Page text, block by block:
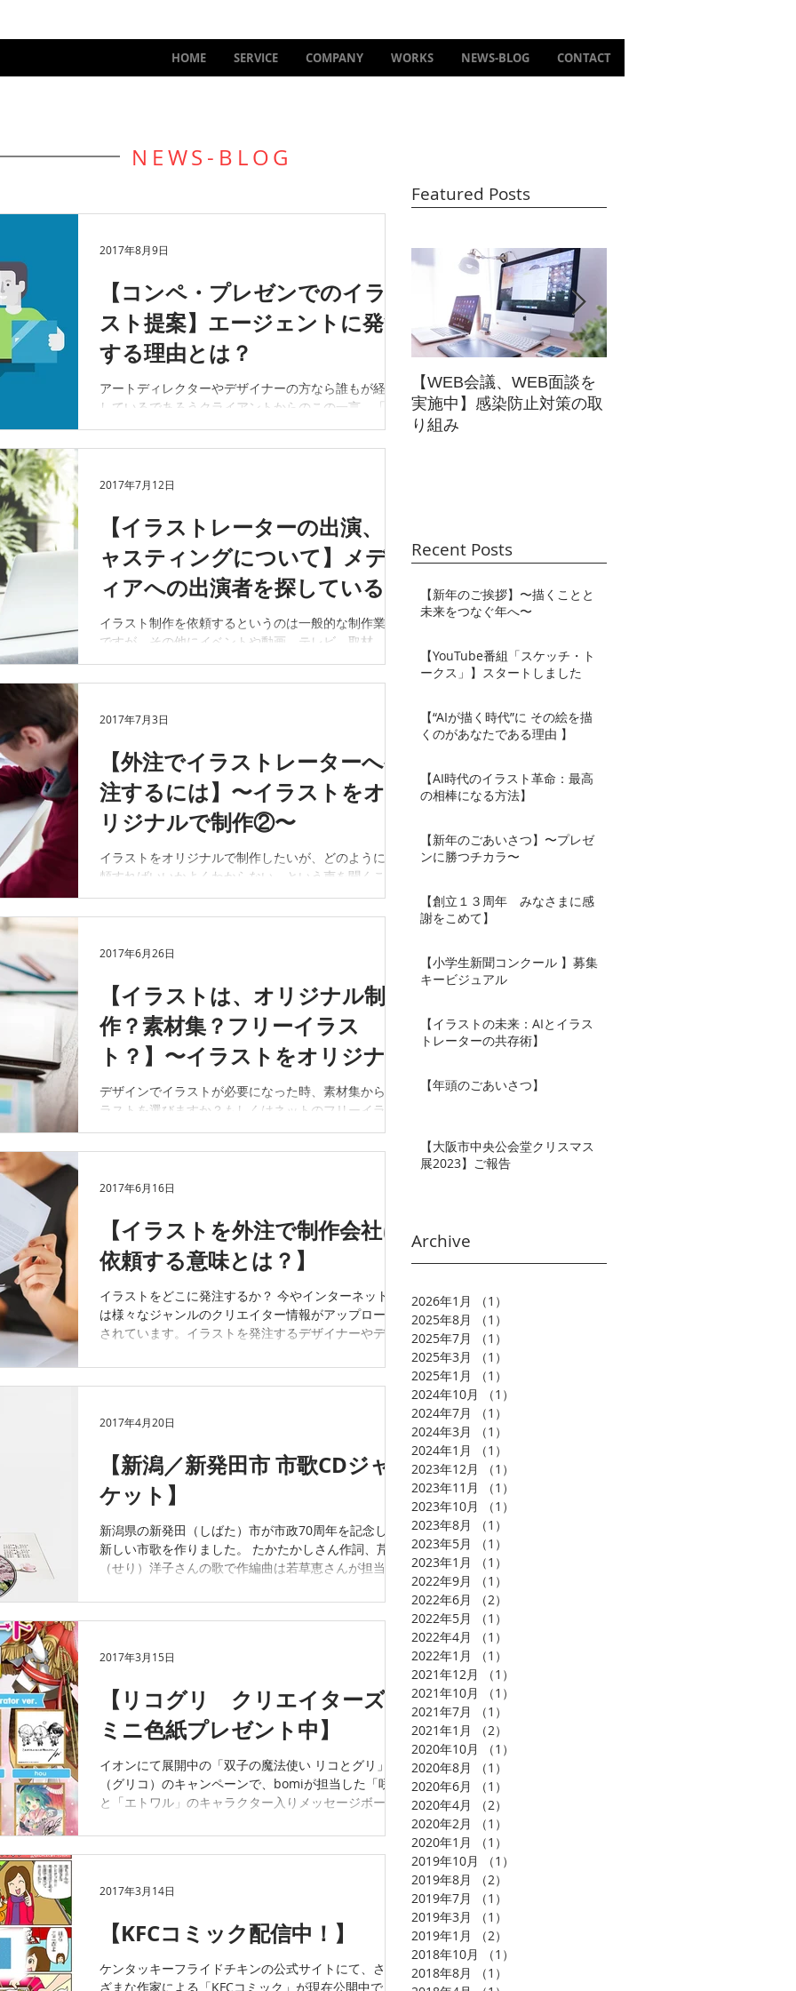
HOME SERVICE COMPANY WORKS NEWS-BLOG CONTACT
NEWS-BLOG
Featured Posts
【コンペ・プレゼンでのイラ
スト提案】エージェントに発注
する理由とは？
アートディレクターやデザイナーの方なら誰もが経験
しているであろうクライアントからのこの一言。「休
み明けに提案してくれる？」とか、「◯◯日までに何
案か出してね。」という急な依頼。 そこで期日までに
2017年8月9日
【イラストレーターの出演、キ
ャスティングについて】メデ
ィアへの出演者を探している方
へ
イラスト制作を依頼するというのは一般的な制作業務
ですが、その他にイベントや動画、テレビ、取材、ラ
鑑みて出演のキャスティングをして...
2017年7月12日
【外注でイラストレーターへ発
注するには】〜イラストをオ
リジナルで制作②〜
イラストをオリジナルで制作したいが、どのように依
頼すればいいかよくわからない、という声を聞くこと
があります。制作時のトラブルを回避するためにも押
さえておきたい大きなポイントを２つご紹介します。
体的にイメージを持っているのが望...
2017年7月3日
【イラストは、オリジナル制
作？素材集？フリーイラス
ト？】〜イラストをオリジナ
ルで制作 ①〜
デザインでイラストが必要になった時、素材集からイ
ラストを選びますか？もしくはネットのフリーイラス
ト？それともオリジナル制作にしますか？ 素材集のカ
ットイラストでは十分に必要なものが揃わないし、ク
での新規制作をおすすめします。も...
2017年6月26日
【イラストを外注で制作会社に
依頼する意味とは？】
イラストをどこに発注するか？ 今やインターネットに
は様々なジャンルのクリエイター情報がアップロード
されています。イラストを発注するデザイナーやディ
れば、たくさんのイラストレーターの情報を見つける
事ができます。...
2017年6月16日
【新潟／新発田市 市歌CDジャ
ケット】
新潟県の新発田（しばた）市が市政70周年を記念して
新しい市歌を作りました。 たかたかしさん作詞、芹
（せり）洋子さんの歌で作編曲は若草恵さんが担当さ
所で満開の頃には多くの人が訪れるそうです。...
2017年4月20日
【リコグリ クリエイターズ
ミニ色紙プレゼント中】
イオンにて展開中の「双子の魔法使い リコとグリ」
（グリコ）のキャンペーンで、bomiが担当した「咲」
と「エトワル」のキャラクター入りメッセージボード
2017年3月15日
【KFCコミック配信中！】
ケンタッキーフライドチキンの公式サイトにて、さま
ざまな作家による「KFCコミック」が現在公開中で
2017年3月14日
【WEB会議、WEB面談を
実施中】感染防止対策の取
り組み
Recent Posts
【新年のご挨拶】〜描くことと
未来をつなぐ年へ〜
【YouTube番組「スケッチ・ト
ークス」】スタートしました
【“AIが描く時代”に その絵を描
くのがあなたである理由 】
【AI時代のイラスト革命：最高
の相棒になる方法】
【新年のごあいさつ】〜プレゼ
ンに勝つチカラ〜
【創立１３周年 みなさまに感
謝をこめて】
【小学生新聞コンクール 】募集
キービジュアル
【イラストの未来：AIとイラス
トレーターの共存術】
【年頭のごあいさつ】
【大阪市中央公会堂クリスマス
展2023】ご報告
Archive
2026年1月 （1）
2025年8月
（1）
2025年7月
（1）
2025年3月
（1）
2025年1月
（1）
2024年10月
（1）
2024年7月
（1）
2024年3月
（1）
2024年1月
（1）
2023年12月
（1）
2023年11月
（1）
2023年10月
（1）
2023年8月
（1）
2023年5月
（1）
2023年1月
（1）
2022年9月
（1）
2022年6月
（2）
2022年5月
（1）
2022年4月
（1）
2022年1月
（1）
2021年12月
（1）
2021年10月
（1）
2021年7月
（1）
2021年1月
（2）
2020年10月
（1）
2020年8月
（1）
2020年6月
（1）
2020年4月
（2）
2020年2月
（1）
2020年1月
（1）
2019年10月
（1）
2019年8月
（2）
2019年7月
（1）
2019年3月
（1）
2019年1月
（2）
2018年10月
（1）
2018年8月
（1）